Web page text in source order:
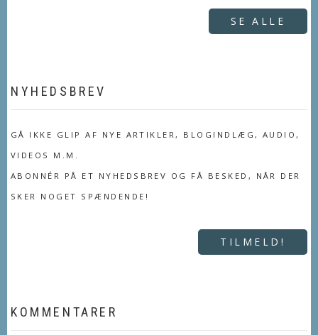
SE ALLE
NYHEDSBREV
GÅ IKKE GLIP AF NYE ARTIKLER, BLOGINDLÆG, AUDIO,
VIDEOS M.M.
ABONNÉR PÅ ET NYHEDSBREV OG FÅ BESKED, NÅR DER
SKER NOGET SPÆNDENDE!
TILMELD!
KOMMENTARER